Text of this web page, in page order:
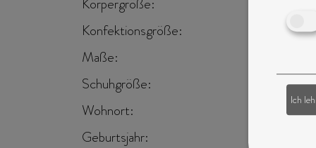
Konfektionsgröße:
Maße:
83-60-
Schuhgröße:
Wohnort:
München
Geburtsjahr:
Ich